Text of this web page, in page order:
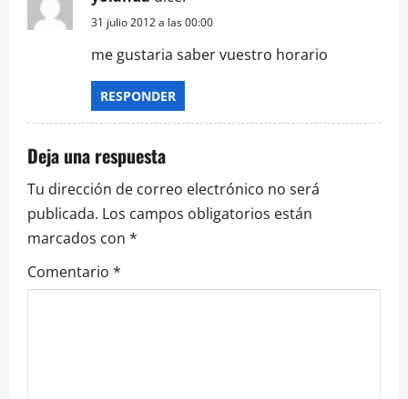
31 julio 2012 a las 00:00
me gustaria saber vuestro horario
RESPONDER
Deja una respuesta
Tu dirección de correo electrónico no será
publicada. Los campos obligatorios están
marcados con *
Comentario *